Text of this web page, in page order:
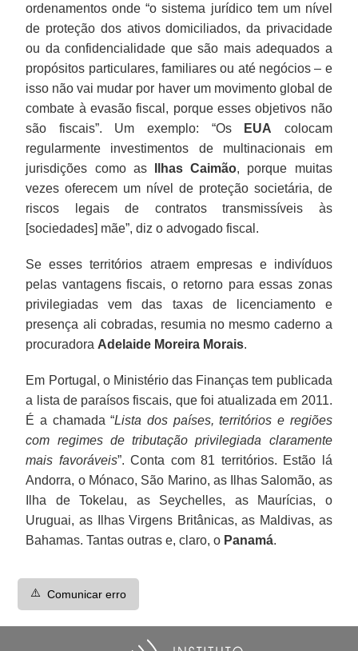
ordenamentos onde “o sistema jurídico tem um nível
de proteção dos ativos domiciliados, da privacidade
ou da confidencialidade que são mais adequados a
propósitos particulares, familiares ou até negócios – e
isso não vai mudar por haver um movimento global de
combate à evasão fiscal, porque esses objetivos não
são fiscais”. Um exemplo: “Os
EUA colocam
regularmente investimentos de multinacionais em
jurisdições como as
Ilhas Caimão, porque muitas
vezes oferecem um nível de proteção societária, de
riscos legais de contratos transmissíveis às
[sociedades] mãe”, diz o advogado fiscal.
Se esses territórios atraem empresas e indivíduos
pelas vantagens fiscais, o retorno para essas zonas
privilegiadas vem das taxas de licenciamento e
presença ali cobradas, resumia no mesmo caderno a
procuradora Adelaide Moreira Morais.
Em Portugal, o Ministério das Finanças tem publicada
a lista de paraísos fiscais, que foi atualizada em 2011.
É a chamada “Lista dos países, territórios e regiões
com regimes de tributação privilegiada claramente
mais favoráveis”. Conta com 81 territórios. Estão lá
Andorra, o Mónaco, São Marino, as Ilhas Salomão, as
Ilha de Tokelau, as Seychelles, as Maurícias, o
Uruguai, as Ilhas Virgens Britânicas, as Maldivas, as
Bahamas. Tantas outras e, claro, o Panamá.
⚠️ Comunicar erro